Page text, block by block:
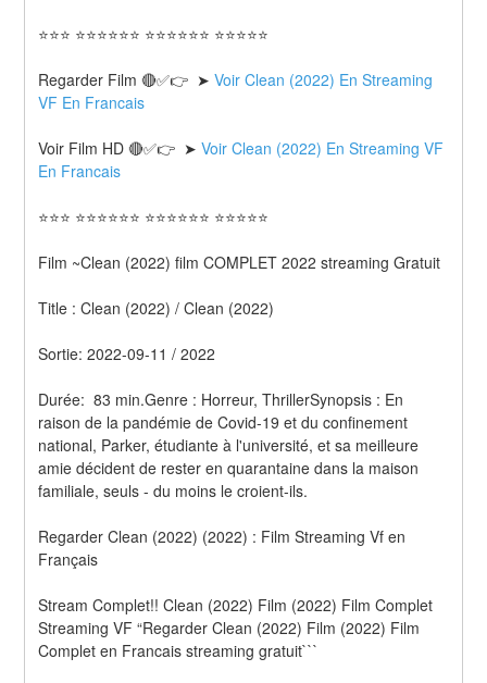
⭐⭐⭐ ⭐⭐⭐⭐⭐⭐ ⭐⭐⭐⭐⭐⭐ ⭐⭐⭐⭐⭐
Regarder Film 🔴✅👉  ➤ Voir Clean (2022) En Streaming
VF En Francais
Voir Film HD 🔴✅👉  ➤ Voir Clean (2022) En Streaming VF
En Francais
⭐⭐⭐ ⭐⭐⭐⭐⭐⭐ ⭐⭐⭐⭐⭐⭐ ⭐⭐⭐⭐⭐
Film ~Clean (2022) film COMPLET 2022 streaming Gratuit
Title : Clean (2022) / Clean (2022)
Sortie: 2022-09-11 / 2022
Durée:  83 min.Genre : Horreur, ThrillerSynopsis : En
raison de la pandémie de Covid-19 et du confinement
national, Parker, étudiante à l'université, et sa meilleure
amie décident de rester en quarantaine dans la maison
familiale, seuls - du moins le croient-ils.
Regarder Clean (2022) (2022) : Film Streaming Vf en
Français
Stream Complet!! Clean (2022) Film (2022) Film Complet
Streaming VF “Regarder Clean (2022) Film (2022) Film
Complet en Francais streaming gratuit```